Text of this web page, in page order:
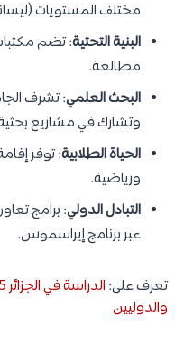
مختلف المستويات
البنية التحتية: تضم
مطالعة.
البحث العلمي: تشرف
وتشارك في مشاريع
الحياة الطلابية: توفر
ورياضية.
التبادل الدولي: برامج
عبر برنامج إيراسموس.
تعرف على:
والدوليين